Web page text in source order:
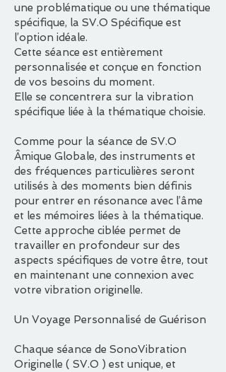
une problématique ou une thématique
spécifique, la SV.O Spécifique est
l’option idéale.
Cette séance est entièrement
personnalisée et conçue en fonction
de vos besoins du moment.
Elle se concentrera sur la vibration
spécifique liée à la thématique choisie.
Comme pour la séance de SV.O
Âmique Globale, des instruments et
des fréquences particulières seront
utilisés à des moments bien définis
pour entrer en résonance avec l’âme
et les mémoires liées à la thématique.
Cette approche ciblée permet de
travailler en profondeur sur des
aspects spécifiques de votre être, tout
en maintenant une connexion avec
votre vibration originelle.
Un Voyage Personnalisé de Guérison
Chaque séance de SonoVibration
Originelle ( SV.O ) est unique, et